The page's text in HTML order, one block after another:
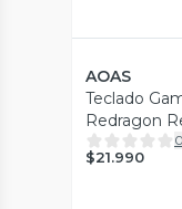
AOAS
Teclado
Redragon
RGB K552
0
$21.990